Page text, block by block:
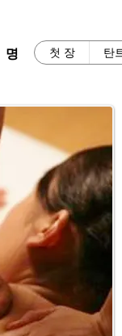
명
첫 장 탄